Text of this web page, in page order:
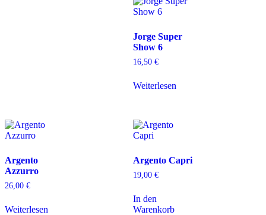
Jorge Super
Show 6
16,50 €
Weiterlesen
Argento
Azzurro
26,00 €
Weiterlesen
Argento Capri
19,00 €
In den
Warenkorb